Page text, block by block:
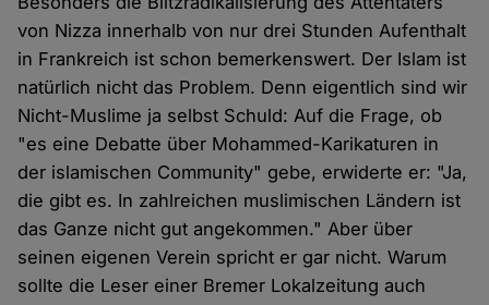
von Nizza innerhalb von nur drei Stunden Aufenthalt
in Frankreich ist schon bemerkenswert. Der Islam ist
natürlich nicht das Problem. Denn eigentlich sind wir
Nicht-Muslime ja selbst Schuld: Auf die Frage, ob
"es eine Debatte über Mohammed-Karikaturen in
der islamischen Community" gebe, erwiderte er: "Ja,
die gibt es. In zahlreichen muslimischen Ländern ist
das Ganze nicht gut angekommen." Aber über
seinen eigenen Verein spricht er gar nicht. Warum
sollte die Leser einer Bremer Lokalzeitung auch